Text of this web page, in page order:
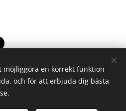
. All rights reserved.
möjliggöra en korrekt funktion
och för att erbjuda dig bästa